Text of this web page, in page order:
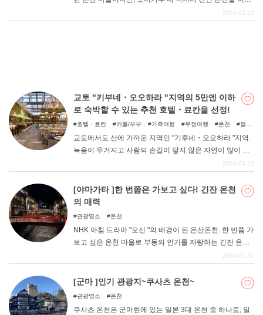
한 민박, 당일치기 온천 시설이 곳곳에 산재해 있다. 그 중
2024-12-10
교토 "키부네・오오하라 "지역의 5만엔 이하
로 숙박할 수 있는 추천 호텔・료칸을 선정!
호텔・료칸 커플/부부 가족여행 우정여행 온천
절경
교토에서도 산에 가까운 지역인 "기후네・오오하라 "지역.
녹음이 우거지고 사람의 손길이 닿지 않은 자연이 많이 남
아 있을 뿐만 아니라, 예로부터 사람들이 자연과 함께 살아
져 내려오는 곳이다. 또한 교토 내에서는 시가현과의 경계
에 가까운 지역으로, 교토와 시가의 문화가 조금씩 섞여 있
어 교토 중심부와는 또 다른 분위기를 가지고 있다. 이번 기
2024-05-22
[야마가타 ]한 번쯤은 가보고 싶다! 긴잔 온천
의 매력
관광명소 온천
NHK 아침 드라마 "오신 "의 배경이 된 은산온천. 한 번쯤 가
보고 싶은 온천 마을로 부동의 인기를 자랑하는 긴잔 온천
은 타이쇼의 낭만과 향수를 느낄 수 있는 명소로 유명하다.
눈에 띈다! 이번 기사에서는 그런 은산온천의 매력을 소개
하고자 한다. 은산온천에서 일상의 피로를 풀어보는 것은
2024-01-22
[군마 ]인기 관광지~쿠사츠 온천~
관광명소 온천
쿠사츠 온천은 군마현에 있는 일본 3대 온천 중 하나로, 일